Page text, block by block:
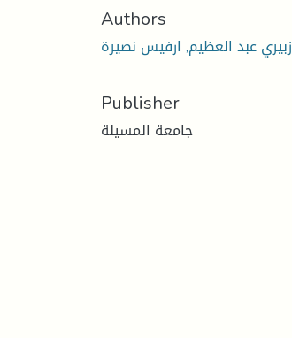
Authors
زبيري عبد العظيم, ارفيس نصيرة
Publisher
جامعة المسيلة